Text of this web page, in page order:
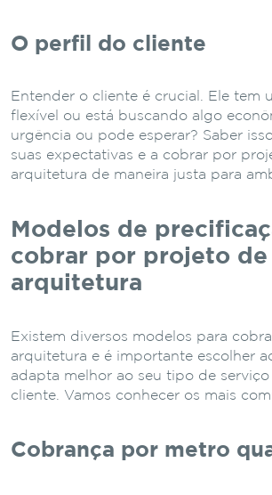
O perfil do cliente
Entender o cliente é crucial. Ele tem
flexível ou está buscando algo
urgência ou pode esperar? Saber
suas expectativas e a cobrar por
arquitetura de maneira justa para
Modelos de
cobrar por projeto de
arquitetura
Existem diversos modelos para
arquitetura e é importante escolher
adapta melhor ao seu tipo de
cliente. Vamos conhecer os mais
Cobrança por metro